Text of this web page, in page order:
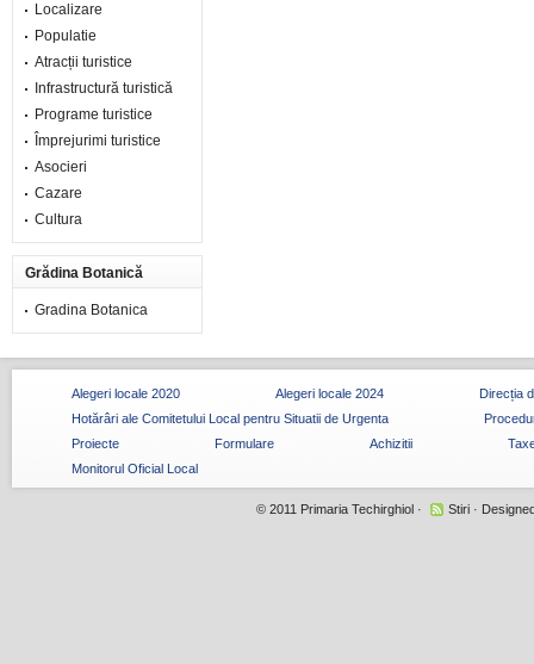
Localizare
Populatie
Atracții turistice
Infrastructură turistică
Programe turistice
Împrejurimi turistice
Asocieri
Cazare
Cultura
Grădina Botanică
Gradina Botanica
Alegeri locale 2020 Alegeri locale 2024
Direcția
Hotărâri ale Comitetului Local pentru Situatii de Urgenta
Proiecte
Formulare Achizitii
Monitorul Oficial Local
© 2011 Primaria Techirghiol · Stiri ·